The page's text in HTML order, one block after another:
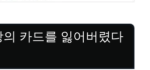
의 카드를 잃어버렸다